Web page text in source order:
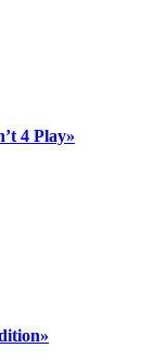
4 Play»